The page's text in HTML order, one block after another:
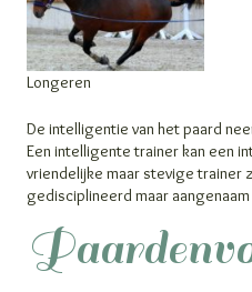
Longeren
De intelligentie van het paard
Een intelligente trainer kan een
vriendelijke maar stevige trainer
gedisciplineerd maar